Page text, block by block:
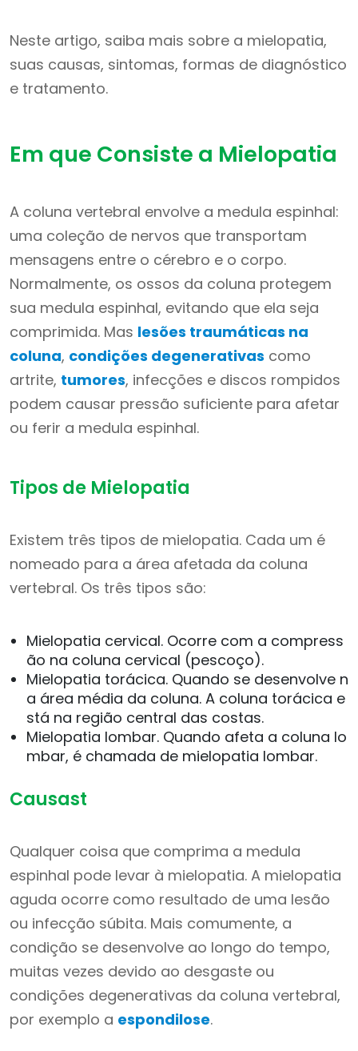
Neste artigo, saiba mais sobre a mielopatia,
suas causas, sintomas, formas de diagnóstico
e tratamento.
Em que Consiste a Mielopatia
A coluna vertebral envolve a medula espinhal:
uma coleção de nervos que transportam
mensagens entre o cérebro e o corpo.
Normalmente, os ossos da coluna protegem
sua medula espinhal, evitando que ela seja
comprimida. Mas lesões traumáticas na
coluna, condições degenerativas como
artrite, tumores, infecções e discos rompidos
podem causar pressão suficiente para afetar
ou ferir a medula espinhal.
Tipos de Mielopatia
Existem três tipos de mielopatia. Cada um é
nomeado para a área afetada da coluna
vertebral. Os três tipos são:
Mielopatia cervical. Ocorre com a compress
ão na coluna cervical (pescoço).
Mielopatia torácica. Quando se desenvolve n
a área média da coluna. A coluna torácica e
stá na região central das costas.
Mielopatia lombar. Quando afeta a coluna lo
mbar, é chamada de mielopatia lombar.
Causast
Qualquer coisa que comprima a medula
espinhal pode levar à mielopatia. A mielopatia
aguda ocorre como resultado de uma lesão
ou infecção súbita. Mais comumente, a
condição se desenvolve ao longo do tempo,
muitas vezes devido ao desgaste ou
condições degenerativas da coluna vertebral,
por exemplo a espondilose.